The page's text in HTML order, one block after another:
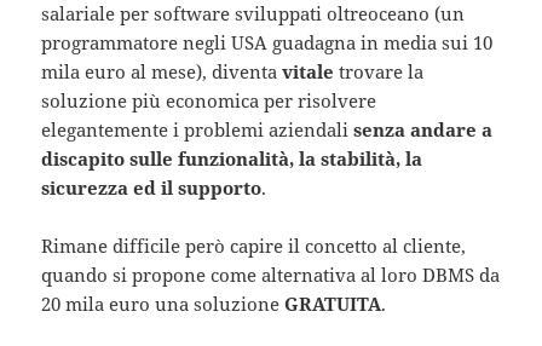
salariale per software sviluppati oltreoceano (un
programmatore negli USA guadagna in media sui 10
mila euro al mese), diventavitale trovare la
soluzione più economica per risolvere
elegantemente i problemi aziendalisenza andare a
discapito sulle funzionalità, la stabilità, la
sicurezza ed il supporto.
Rimane difficile però capire il concetto al cliente,
quando si propone come alternativa al loro DBMS da
20 mila euro una soluzioneGRATUITA.